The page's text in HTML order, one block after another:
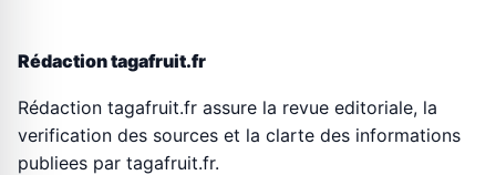
Rédaction tagafruit.fr
Rédaction tagafruit.fr assure la revue editoriale, la
verification des sources et la clarte des informations
publiees par tagafruit.fr.